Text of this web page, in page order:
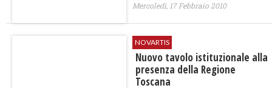
Mercoledì, 17 Febbraio 2010
NOVARTIS
Nuovo tavolo istituzionale alla
presenza della Regione
Toscana